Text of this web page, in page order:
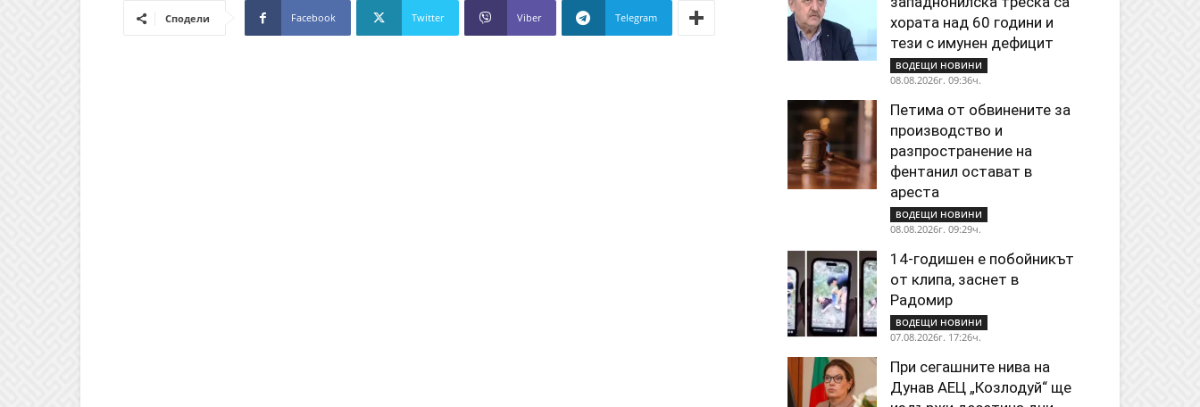
Сподели Facebook Twitter Viber Telegram
хората над 60 години и
тези с имунен дефицит
ВОДЕЩИ НОВИНИ
08.08.2026г. 09:36ч.
Петима от обвинените за
производство и
разпространение на
фентанил остават в
ареста
ВОДЕЩИ НОВИНИ
08.08.2026г. 09:29ч.
14-годишен е побойникът
от клипа, заснет в
Радомир
ВОДЕЩИ НОВИНИ
07.08.2026г. 17:26ч.
При сегашните нива на
Дунав АЕЦ „Козлодуй“ ще